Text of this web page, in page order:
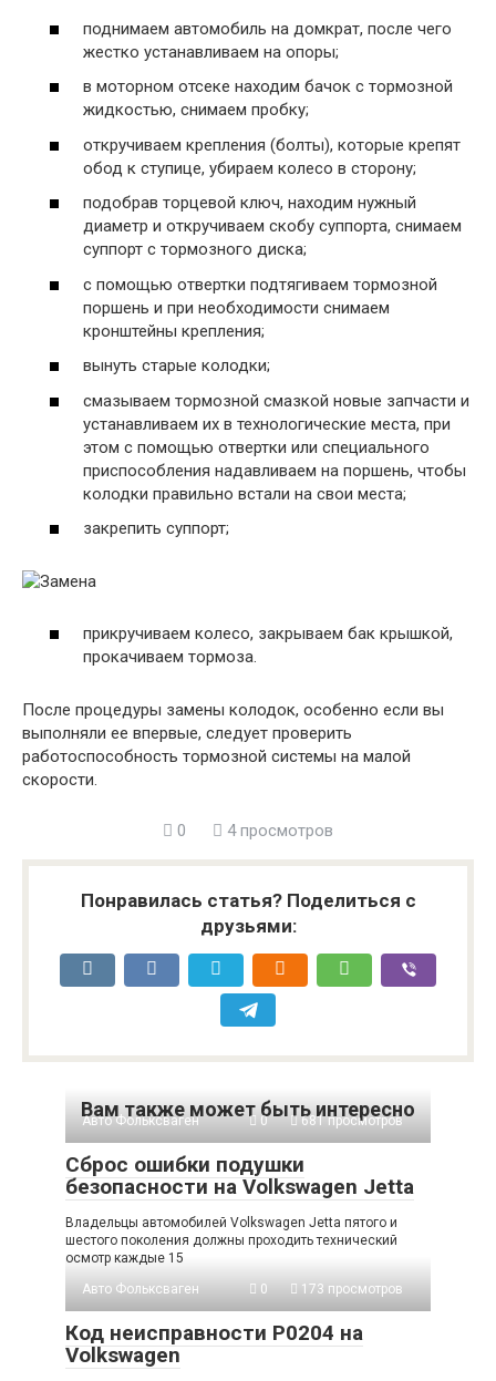
поднимаем автомобиль на домкрат, после чего
жестко устанавливаем на опоры;
в моторном отсеке находим бачок с тормозной
жидкостью, снимаем пробку;
откручиваем крепления (болты), которые крепят
обод к ступице, убираем колесо в сторону;
подобрав торцевой ключ, находим нужный
диаметр и откручиваем скобу суппорта, снимаем
суппорт с тормозного диска;
с помощью отвертки подтягиваем тормозной
поршень и при необходимости снимаем
кронштейны крепления;
вынуть старые колодки;
смазываем тормозной смазкой новые запчасти и
устанавливаем их в технологические места, при
этом с помощью отвертки или специального
приспособления надавливаем на поршень, чтобы
колодки правильно встали на свои места;
закрепить суппорт;
прикручиваем колесо, закрываем бак крышкой,
прокачиваем тормоза.
После процедуры замены колодок, особенно если вы
выполняли ее впервые, следует проверить
работоспособность тормозной системы на малой
скорости.
0 4 просмотров
Понравилась статья? Поделиться с
друзьями:
Вам также может быть интересно
Авто Фольксваген 0 681 просмотров
Сброс ошибки подушки
безопасности на Volkswagen Jetta
Владельцы автомобилей Volkswagen Jetta пятого и
шестого поколения должны проходить технический
осмотр каждые 15
Авто Фольксваген
0 173 просмотров
Код неисправности P0204 на
Volkswagen